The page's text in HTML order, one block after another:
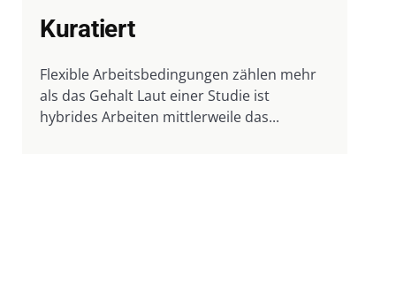
Kuratiert
Flexible Arbeitsbedingungen zählen mehr
als das Gehalt Laut einer Studie ist
hybrides Arbeiten mittlerweile das...